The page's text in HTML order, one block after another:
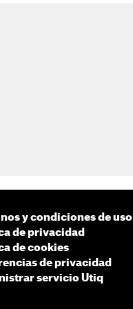
y condiciones de uso
de privacidad
de cookies
de privacidad
servicio Utiq